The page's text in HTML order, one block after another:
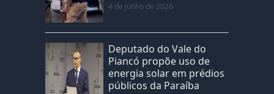
4 de junho de 2026
Deputado do Vale do
Piancó propõe uso de
energia solar em prédios
públicos da Paraíba